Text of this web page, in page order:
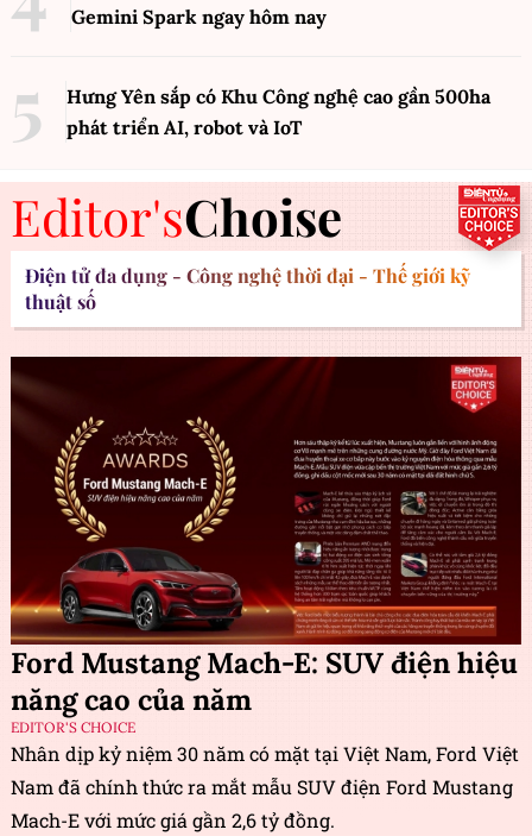
Gemini Spark ngay hôm nay
Hưng Yên sắp có Khu Công nghệ cao gần 500ha
phát triển AI, robot và IoT
Editor'sChoise
Điện tử đa dụng - Công nghệ thời đại - Thế giới kỹ
thuật số
Ford Mustang Mach-E: SUV điện hiệu
năng cao của năm
EDITOR'S CHOICE
Nhân dịp kỷ niệm 30 năm có mặt tại Việt Nam, Ford Việt
Nam đã chính thức ra mắt mẫu SUV điện Ford Mustang
Mach-E với mức giá gần 2,6 tỷ đồng.